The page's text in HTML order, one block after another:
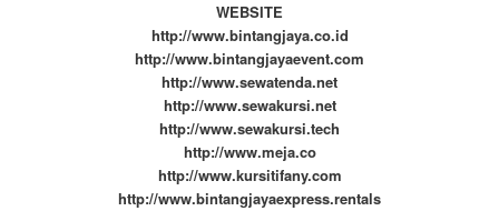
WEBSITE
http://www.bintangjaya.co.id
http://www.bintangjayaevent.com
http://www.sewatenda.net
http://www.sewakursi.net
http://www.sewakursi.tech
http://www.meja.co
http://www.kursitifany.com
http://www.bintangjayaexpress.rentals